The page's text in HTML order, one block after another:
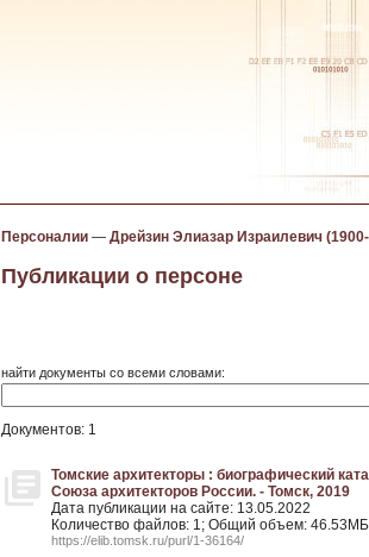
Персоналии — Дрейзин Элиазар Израилевич
Публикации о персоне
найти документы со всеми словами:
Документов: 1
Томские архитекторы : биографический
Союза архитекторов России. - Томск, 2019
Дата публикации на сайте: 13.05.2022
Количество файлов: 1; Общий объем: 46.53МБ
https://elib.tomsk.ru/purl/1-36164/